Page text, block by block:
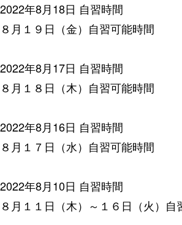
2022年8月18日 自習時間
８月１９日（金）自習可能時間
2022年8月17日 自習時間
８月１８日（木）自習可能時間
2022年8月16日 自習時間
８月１７日（水）自習可能時間
2022年8月10日 自習時間
８月１１日（木）～１６日（火）自